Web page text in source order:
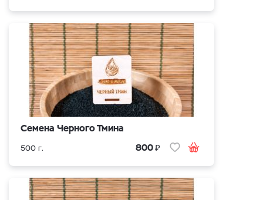
Cемена Черного Тмина
500 г. 800₽